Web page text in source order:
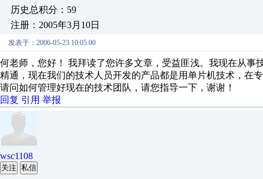
历史总积分：59
注册：2005年3月10日
发表于：2006-05-23 10:05:00
何老师，您好！ 我拜读了您许多文章，受益匪浅。我现在从
精通，现在我们的技术人员开发的产品都是用单片机技术，在
请问如何管理好现在的技术团队，请您指导一下，谢谢！
回复 引用 举报
wsc1108
关注 私信